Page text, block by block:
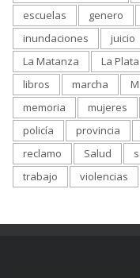
escuelas
genero
inundaciones
juicio
La Matanza
La Plata
libros
marcha
memoria
mujeres
policía
provincia
reclamo
Salud
trabajo
violencias